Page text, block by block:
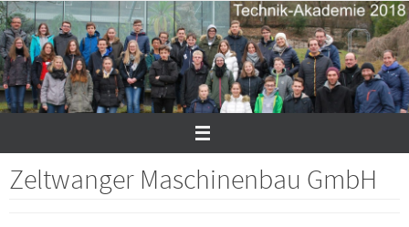
Zum
Inhalt
springen
Zeltwanger Maschinenbau GmbH